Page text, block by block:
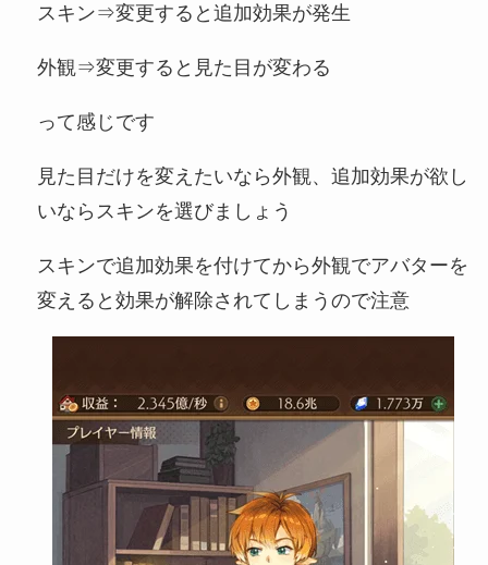
スキン⇒変更すると追加効果が発生
外観⇒変更すると見た目が変わる
って感じです
見た目だけを変えたいなら外観、追加効果が欲し
いならスキンを選びましょう
スキンで追加効果を付けてから外観でアバターを
変えると効果が解除されてしまうので注意